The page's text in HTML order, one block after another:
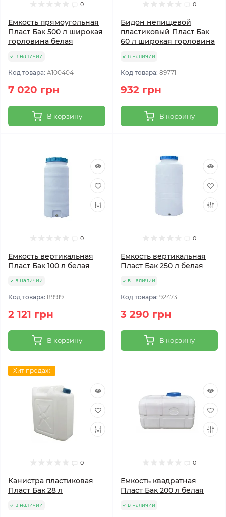
0
Емкость прямоугольная
Пласт Бак 500 л широкая
горловина белая
в наличии
Код товара: A100404
7 020 грн
В корзину
0
Бидон непищевой
пластиковый Пласт Бак
60 л широкая горловина
в наличии
Код товара: 89771
932 грн
В корзину
0
Емкость вертикальная
Пласт Бак 100 л белая
в наличии
Код товара: 89919
2 121 грн
В корзину
0
Емкость вертикальная
Пласт Бак 250 л белая
в наличии
Код товара: 92473
3 290 грн
В корзину
Хит продаж
0
Канистра пластиковая
Пласт Бак 28 л
в наличии
0
Емкость квадратная
Пласт Бак 200 л белая
в наличии